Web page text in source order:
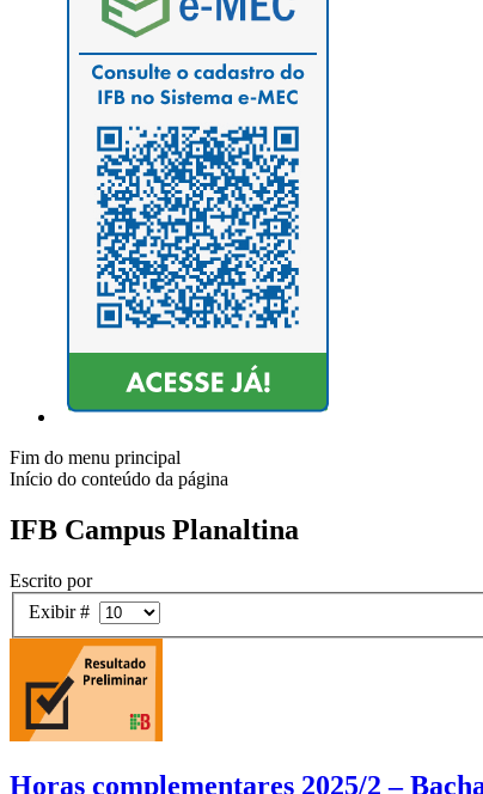
Fim do menu principal
Início do conteúdo da página
IFB Campus Planaltina
Escrito por
Exibir #
Horas complementares 2025/2 –